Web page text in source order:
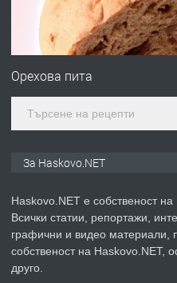
ПРЕДЛАГА
ПРЕДЛАГА
№4119
Орехова пита
За Haskovo.NET
Haskovo.NET е собственост
Всички статии, репортажи,
графични и видео материали,
собственост на Haskovo.NET,
друго.